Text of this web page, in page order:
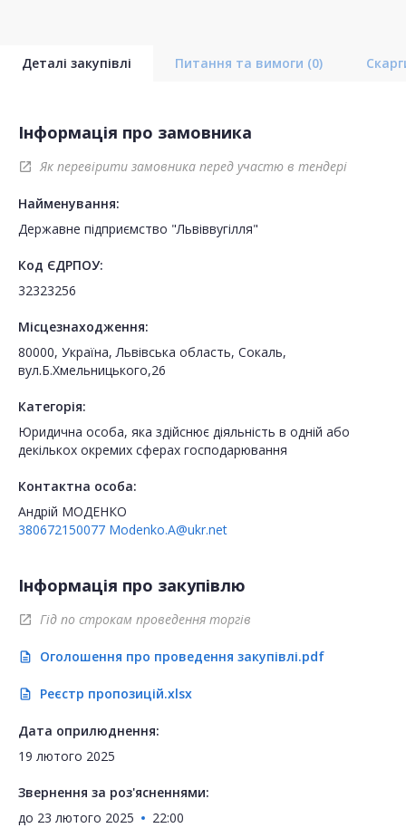
Деталі закупівлі Питання та вимоги (0)
Інформація про замовника
open_in_new Як перевірити замовника перед участю в тендері
Найменування:
Державне підприємство "Львіввугілля"
Код ЄДРПОУ:
32323256
Місцезнаходження:
80000, Україна, Львівська область, Сокаль,
вул.Б.Хмельницького,26
Категорія:
Юридична особа, яка здійснює діяльність в одній або
декількох окремих сферах господарювання
Контактна особа:
Андрій МОДЕНКО
380672150077 Modenko.A@ukr.net
Інформація про закупівлю
open_in_new Гід по строкам проведення торгів
description Оголошення про проведення закупівлі.pdf
description Реєстр пропозицій.xlsx
Дата оприлюднення:
19 лютого 2025
Звернення за роз'ясненнями:
до 23 лютого 2025 22:00